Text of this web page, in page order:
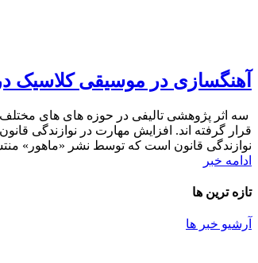
آهنگسازی در موسیقی کلاسیک
سه اثر پژوهشی تالیفی در حوزه های های
قرار گرفته اند. افزایش مهارت در نوازندگی
نوازندگی قانون است که توسط نشر «ماهور»
ادامه خبر
تازه ترین ها
آرشیو خبر ها